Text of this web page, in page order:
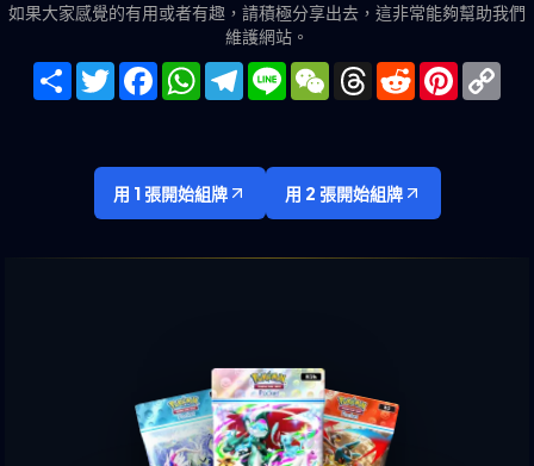
如果大家感覺的有用或者有趣，請積極分享出去，這非常能夠幫助我們
維護網站。
ShareTwitterFacebookWhatsApp
Telegram
Line WeChatThreads
Reddit
用 1 張開始組牌 用 2 張開始組牌